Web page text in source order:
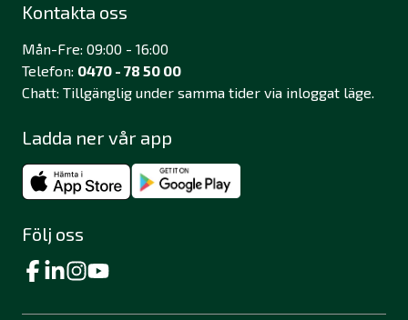
Kontakta oss
Mån-Fre: 09:00 - 16:00
Telefon: 0470 - 78 50 00
Chatt: Tillgänglig under samma tider via inloggat läge.
Ladda ner vår app
Följ oss